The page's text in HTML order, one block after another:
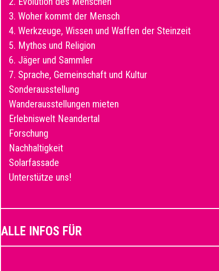
3. Woher kommt der Mensch
4. Werkzeuge, Wissen und Waffen der Steinzeit
5. Mythos und Religion
6. Jäger und Sammler
7. Sprache, Gemeinschaft und Kultur
Sonderausstellung
Wanderausstellungen mieten
Erlebniswelt Neandertal
Forschung
Nachhaltigkeit
Solarfassade
Unterstütze uns!
ALLE INFOS FÜR